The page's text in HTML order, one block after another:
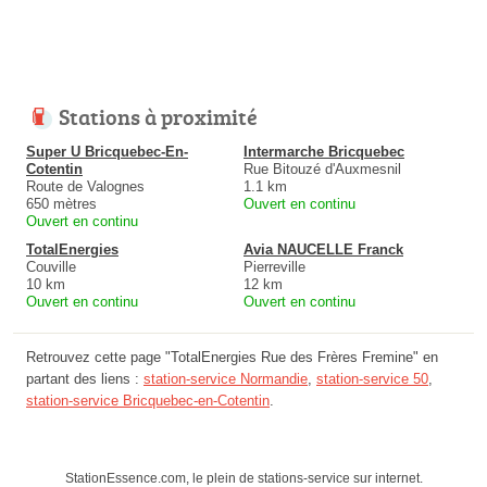
Stations à proximité
Super U Bricquebec-En-
Cotentin
Route de Valognes
650 mètres
Ouvert en continu
Intermarche Bricquebec
Rue Bitouzé d'Auxmesnil
1.1 km
Ouvert en continu
TotalEnergies
Couville
10 km
Ouvert en continu
Avia NAUCELLE Franck
Pierreville
12 km
Ouvert en continu
Retrouvez cette page "TotalEnergies Rue des Frères Fremine" en
partant des liens : station-service Normandie, station-service 50,
station-service Bricquebec-en-Cotentin.
StationEssence.com, le plein de stations-service sur internet.